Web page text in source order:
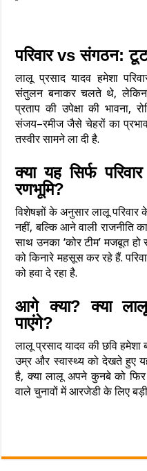
परिवार vs संगठन:
लालू प्रसाद यादव हमेशा
संतुलन बनाकर चलते थे,
प्रताप की उपेक्षा की भावना,
संजय–रमीज जैसे चेहरों का
तस्वीर सामने ला दी है.
क्या यह सिर्फ
रणभूमि?
विशेषज्ञों के अनुसार लालू
नहीं, बल्कि आने वाली
साथ उनका ‘कोर टीम’ मजबूत
को किनारे महसूस कर रहे हैं.
को हवा दे रहा है.
आगे क्या? क्या
पाएंगे?
लालू प्रसाद यादव की छवि
उम्र और स्वास्थ्य को देखते हुए
है, क्या लालू अपने कुनबे को
वाले चुनावों में आरजेडी के लिए